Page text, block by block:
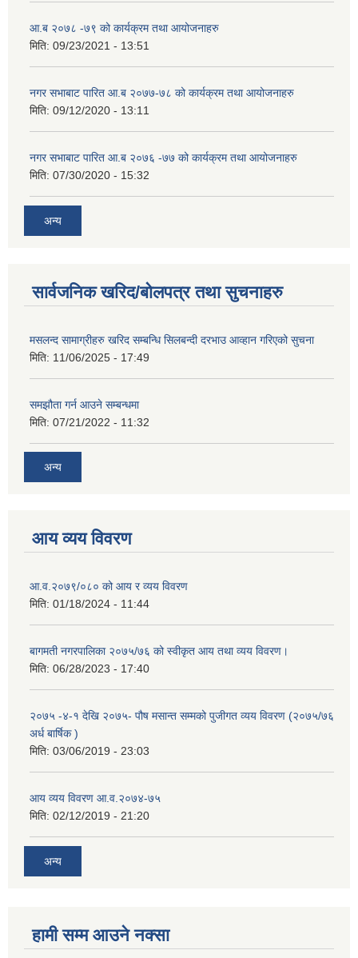
आ.ब २०७८ -७९ को कार्यक्रम तथा आयोजनाहरु
मिति: 09/23/2021 - 13:51
नगर सभाबाट पारित आ.ब २०७७-७८ को कार्यक्रम तथा आयोजनाहरु
मिति: 09/12/2020 - 13:11
नगर सभाबाट पारित आ.ब २०७६ -७७ को कार्यक्रम तथा आयोजनाहरु
मिति: 07/30/2020 - 15:32
अन्य
सार्वजनिक खरिद/बोलपत्र तथा सुचनाहरु
मसलन्द सामाग्रीहरु खरिद सम्बन्धि सिलबन्दी दरभाउ आव्हान गरिएको सुचना
मिति: 11/06/2025 - 17:49
समझौता गर्न आउने सम्बन्धमा
मिति: 07/21/2022 - 11:32
अन्य
आय व्यय विवरण
आ.व.२०७९/०८० को आय र व्यय विवरण
मिति: 01/18/2024 - 11:44
बागमती नगरपालिका २०७५/७६ को स्वीकृत आय तथा व्यय विवरण।
मिति: 06/28/2023 - 17:40
२०७५ -४-१ देखि २०७५- पौष मसान्त सम्मको पुजीगत व्यय विवरण (२०७५/७६
अर्ध बार्षिक )
मिति: 03/06/2019 - 23:03
आय व्यय विवरण आ.व.२०७४-७५
मिति: 02/12/2019 - 21:20
अन्य
हामी सम्म आउने नक्सा